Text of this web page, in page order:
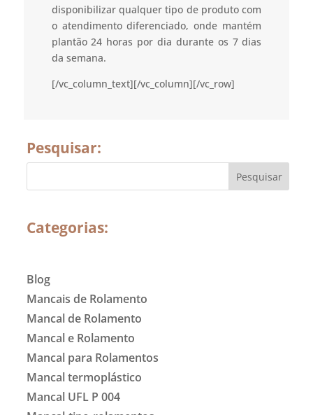
disponibilizar qualquer tipo de produto com
o atendimento diferenciado, onde mantém
plantão 24 horas por dia durante os 7 dias
da semana.
[/vc_column_text][/vc_column][/vc_row]
Pesquisar:
Categorias:
Blog
Mancais de Rolamento
Mancal de Rolamento
Mancal e Rolamento
Mancal para Rolamentos
Mancal termoplástico
Mancal UFL P 004